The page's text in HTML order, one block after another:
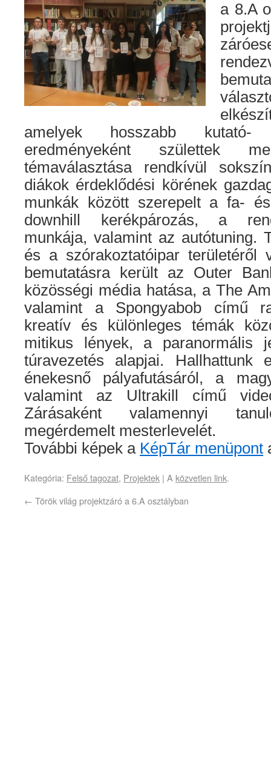
a 8.A
amelyek hosszabb kutató-
eredményeként születtek
témaválasztása rendkívül
diákok érdeklődési körének
munkák között szerepelt a fa-
downhill kerékpározás, a
munkája, valamint az autótuning.
és a szórakoztatóipar területéről
bemutatásra került az Outer
közösségi média hatása, a The
valamint a Spongyabob című
kreatív és különleges témák
mitikus lények, a paranormális
túravezetés alapjai. Hallhattunk
énekesnő pályafutásáról, a
valamint az Ultrakill című
Zárásaként valamennyi
megérdemelt mesterlevelét.
További képek a KépTár menüpont
Kategória: Felső tagozat, Projektek | A közvetlen link.
← Török világ projektzáró a 6.A osztályban